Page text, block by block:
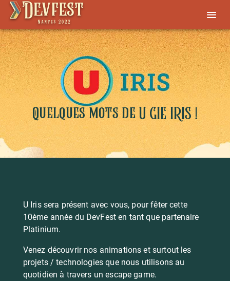
Quelques mots de U GIE IRIS !
U Iris sera présent avec vous, pour fêter cette
10ème année du DevFest en tant que partenaire
Platinium.
Venez découvrir nos animations et surtout les
projets / technologies que nous utilisons au
quotidien à travers un escape game.